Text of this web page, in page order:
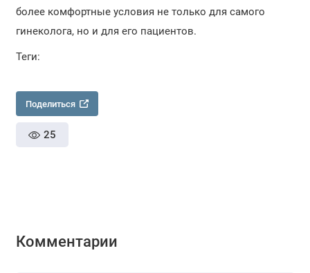
более комфортные условия не только для самого
гинеколога, но и для его пациентов.
Теги:
Поделиться
25
Комментарии